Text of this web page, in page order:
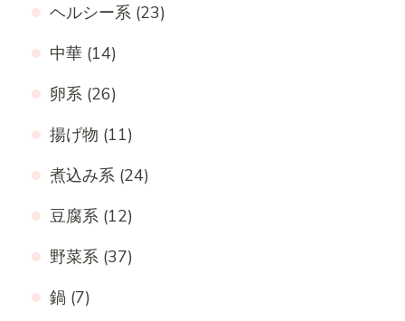
ヘルシー系 (23)
中華 (14)
卵系 (26)
揚げ物 (11)
煮込み系 (24)
豆腐系 (12)
野菜系 (37)
鍋 (7)